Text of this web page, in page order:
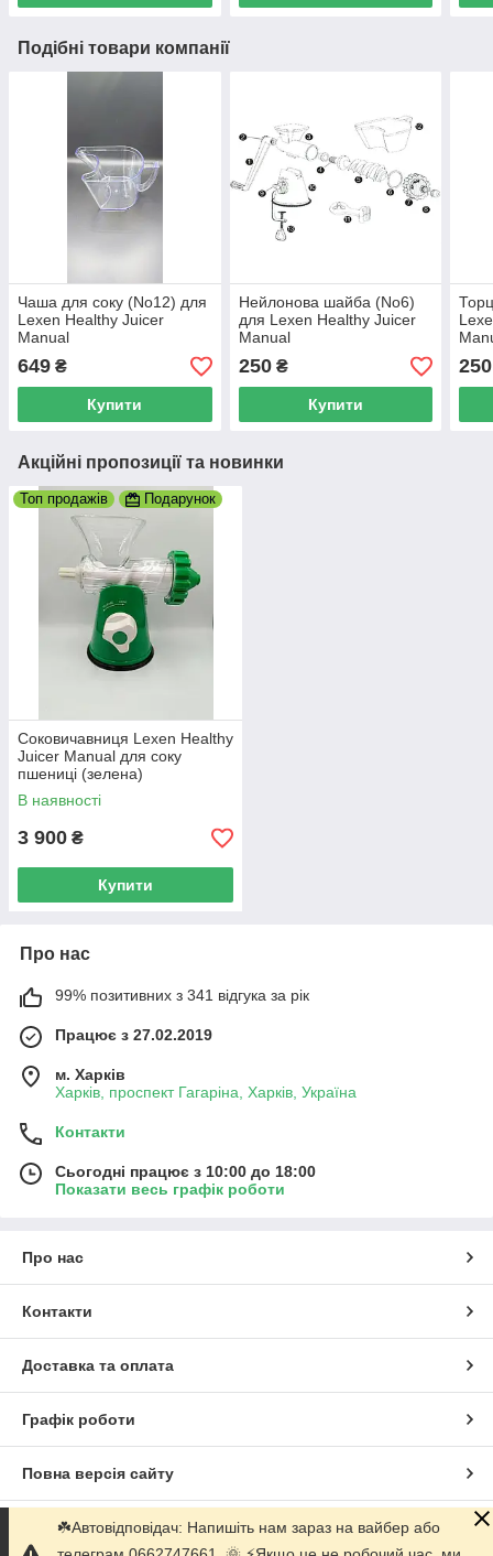
Подібні товари компанії
Чаша для соку (No12) для
Lexen Healthy Juicer
Manual
649 ₴
Купити
Нейлонова шайба (No6)
для Lexen Healthy Juicer
Manual
250₴
Купити
250
Акційні пропозиції та новинки
Топ продажів Подарунок
Соковичавниця Lexen Healthy
Juicer Manual для соку
пшениці (зелена)
В наявності
3 900 ₴
Купити
Про нас
99% позитивних з 341 відгука за рік
Працює з 27.02.2019
м. Харків
Харків, проспект Гагаріна, Харків, Україна
Контакти
Сьогодні працює з 10:00 до 18:00
Показати весь графік роботи
Про нас
Контакти
Доставка та оплата
Графік роботи
Повна версія сайту
Сайт створено на маркетплейсіProm.ua
☘️Автовідповідач: Напишіть нам зараз на вайбер або